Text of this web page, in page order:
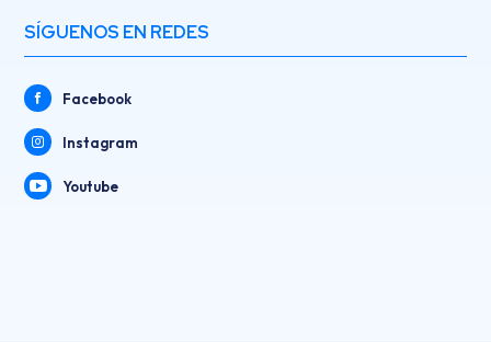
SÍGUENOS EN REDES
Facebook
Instagram
Youtube